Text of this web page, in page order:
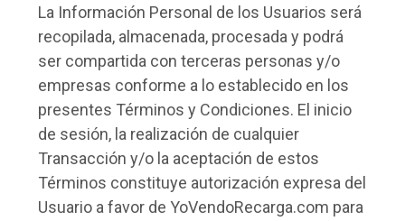
La Información Personal de los Usuarios será
recopilada, almacenada, procesada y podrá
ser compartida con terceras personas y/o
empresas conforme a lo establecido en los
presentes Términos y Condiciones. El inicio
de sesión, la realización de cualquier
Transacción y/o la aceptación de estos
Términos constituye autorización expresa del
Usuario a favor de YoVendoRecarga.com para